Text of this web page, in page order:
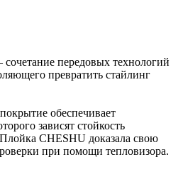
передовых технологий
превратить стайлинг
обеспечивает
зависят стойкость
CHESHU доказала свою
при помощи тепловизора.